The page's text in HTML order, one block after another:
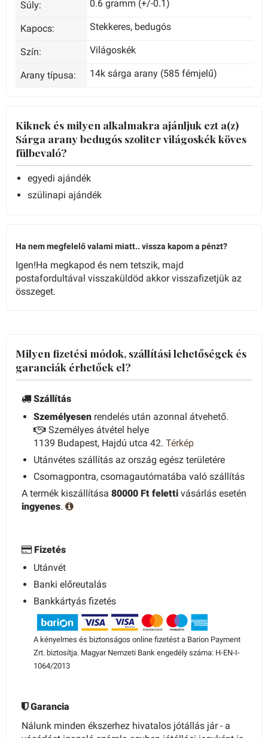
Súly: 0.6 gramm (+/-0.1)
Kapocs: Stekkeres, bedugós
Szín: Világoskék
Arany típusa: 14k sárga arany (585 fémjelű)
Kiknek és milyen alkalmakra ajánljuk ezt a(z)
Sárga arany bedugós szoliter világoskék köves
fülbevaló?
egyedi ajándék
szülinapi ajándék
Ha nem megfelelő valami miatt.. vissza kapom a pénzt?
Igen!Ha megkapod és nem tetszik, majd
postafordultával visszaküldöd akkor visszafizetjük az
összeget.
Milyen fizetési módok, szállítási lehetőségek és
garanciák érhetőek el?
Szállítás
Személyesen rendelés után azonnal átvehető.
Személyes átvétel helye
1139 Budapest, Hajdú utca 42. Térkép
Utánvétes szállítás az ország egész területére
Csomagpontra, csomagautómatába való szállítás
A termék kiszállítása 80000 Ft feletti vásárlás esetén
ingyenes.
Fizetés
Utánvét
Banki előreutalás
Bankkártyás fizetés
A kényelmes és biztonságos online fizetést a Barion Payment
Zrt. biztosítja. Magyar Nemzeti Bank engedély száma: H-EN-I-
1064/2013
Garancia
Nálunk minden ékszerhez hivatalos jótállás jár - a